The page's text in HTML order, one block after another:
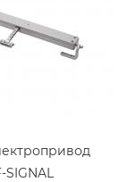
SIGNAL